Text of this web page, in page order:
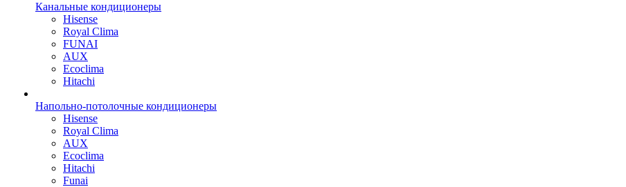
Канальные кондиционеры
Hisense
Royal Clima
FUNAI
AUX
Ecoclima
Hitachi
Напольно-потолочные кондиционеры
Hisense
Royal Clima
AUX
Ecoclima
Hitachi
Funai